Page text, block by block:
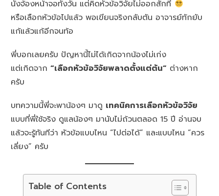
นั่งจ้องหน้าจอทั้งวัน แต่คิดหัวข้อวิจัยไม่ออกสักที
หรือเลือกหัวข้อไปแล้ว พอเขียนจริงกลับตัน อาจารย์ทักยับ
แก้แล้วแก้อีกจนท้อ
พี่บอกเลยครับ ปัญหานี้ไม่ได้เกิดจากน้องไม่เก่ง
แต่เกิดจาก“เลือกหัวข้อวิจัยพลาดตั้งแต่ต้น” ต่างหาก
ครับ
บทความนี้พี่จะพาน้องๆ มาดู เทคนิคการเลือกหัวข้อวิจัย
แบบที่พี่ใช้จริง ดูแลน้องๆ มานับไม่ถ้วนตลอด 15 ปี อ่านจบ
แล้วจะรู้ทันทีว่า หัวข้อแบบไหน “ไปต่อได้” และแบบไหน “ควร
เลี่ยง” ครับ
Table of Contents